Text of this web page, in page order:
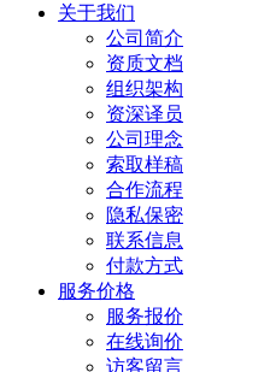
关于我们
公司简介
资质文档
组织架构
资深译员
公司理念
索取样稿
合作流程
隐私保密
联系信息
付款方式
服务价格
服务报价
在线询价
访客留言